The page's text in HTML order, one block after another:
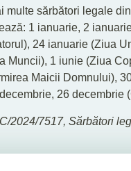
multe sărbători legale
1 ianuarie, 2
24 ianuarie (Ziua
Muncii), 1 iunie (Ziua
Maicii Domnului),
26 decembrie
2024/7517, Sărbători